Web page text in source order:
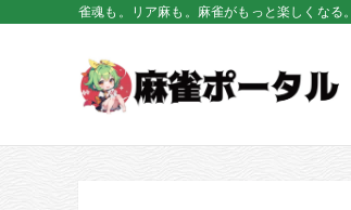
雀魂も。リア麻も。麻雀がもっと楽しくなる。